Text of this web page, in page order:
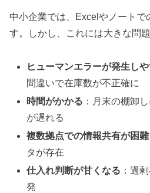
中小企業では、Excelやノートで
す。しかし、これには大きな問
ヒューマンエラーが発生し
間違いで在庫数が不正確に
時間がかかる ：月末の棚卸
が遅れる
複数拠点での情報共有が困難
タが存在
仕入れ判断が甘くなる ：過
発